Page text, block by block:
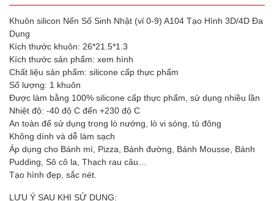
Khuôn silicon Nến Số Sinh Nhật (vỉ 0-9) A104 Tạo Hình 3D/4D Đa
Dụng
Kích thước khuôn: 26*21.5*1.3
Kích thước sản phẩm: xem hình
Chất liệu sản phẩm: silicone cấp thực phẩm
Số lượng: 1 khuôn
Được làm bằng 100% silicone cấp thực phẩm, sử dụng nhiều lần
Nhiệt độ: -40 độ C đến +230 độ C
An toàn để sử dụng trong lò nướng, lò vi sóng, tủ đông
Không dính và dễ làm sạch
Áp dụng cho Bánh mì, Pizza, Bánh đường, Bánh Mousse, Bánh
Pudding, Sô cô la, Thạch rau câu…
Tạo hình đẹp, sắc nét.
LƯU Ý SAU KHI SỬ DỤNG: